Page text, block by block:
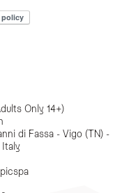
policy
Only 14+)
di Fassa - Vigo (TN) -